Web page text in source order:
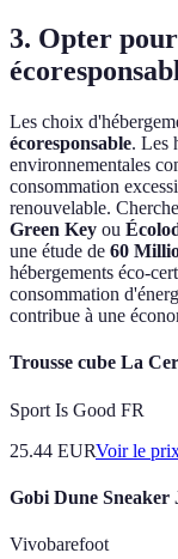
3. Opter
Les choix
écoresponsable. Les
environnementales
consommation
renouvelable.
Green Key ou
une étude de 60
hébergements éco-
consommation
contribue à une
Trousse cube La
Sport Is Good FR
25.44 EURVoir le
Gobi Dune Sneaker
Vivobarefoot